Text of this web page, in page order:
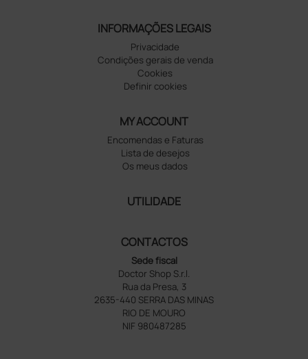
INFORMAÇÕES LEGAIS
Privacidade
Condições gerais de venda
Cookies
Definir cookies
MY ACCOUNT
Encomendas e Faturas
Lista de desejos
Os meus dados
UTILIDADE
CONTACTOS
Sede fiscal
Doctor Shop S.r.l.
Rua da Presa, 3
2635-440 SERRA DAS MINAS
RIO DE MOURO
NIF 980487285